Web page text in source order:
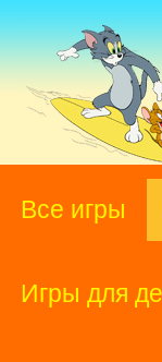
Все игры
Игры для